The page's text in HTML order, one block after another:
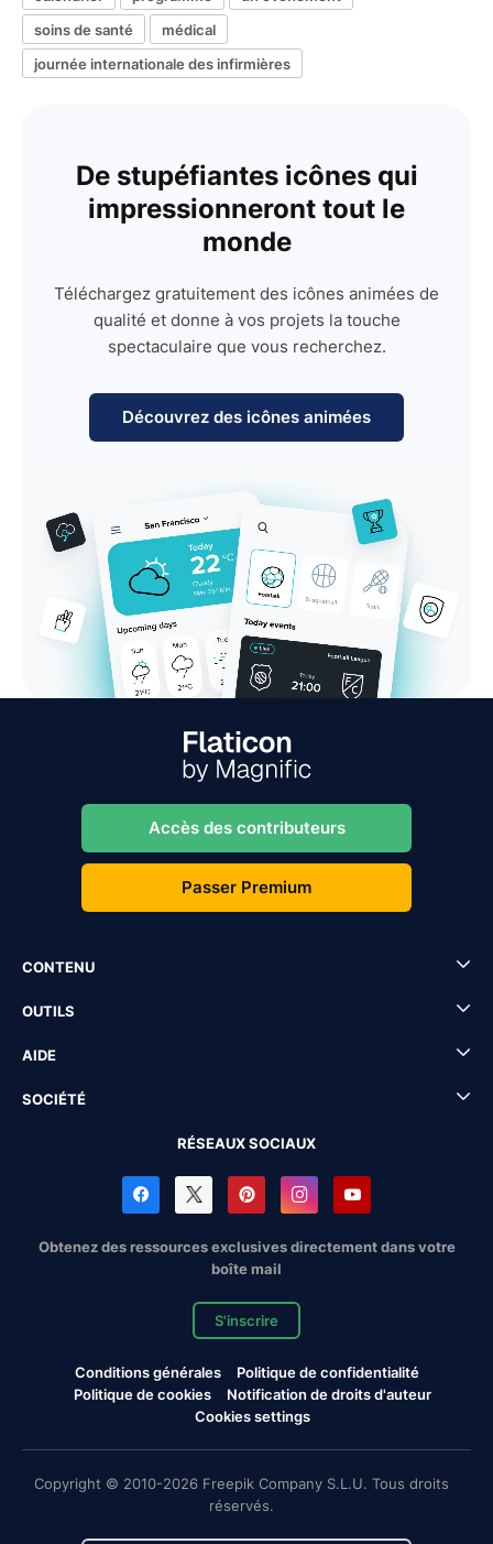
soins de santé
médical
journée internationale des infirmières
De stupéfiantes icônes qui
impressionneront tout le
monde
Téléchargez gratuitement des icônes animées de
qualité et donne à vos projets la touche
spectaculaire que vous recherchez.
Découvrez des icônes animées
Accès des contributeurs
Passer Premium
CONTENU
OUTILS
AIDE
SOCIÉTÉ
RÉSEAUX SOCIAUX
Obtenez des ressources exclusives directement dans votre
boîte mail
S'inscrire
Conditions générales
Politique de confidentialité
Politique de cookies
Notification de droits d'auteur
Cookies settings
Copyright © 2010-2026 Freepik Company S.L.U. Tous droits
réservés.